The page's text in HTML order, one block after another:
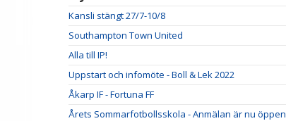
Kansli stängt 27/7-10/8
Southampton Town United
Alla till IP!
Uppstart och infomöte - Boll & Lek 2022
Åkarp IF - Fortuna FF
Årets Sommarfotbollsskola - Anmälan är nu öppen